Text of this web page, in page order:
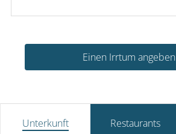
Einen Irrtum angeben
Unterkunft Restaurants